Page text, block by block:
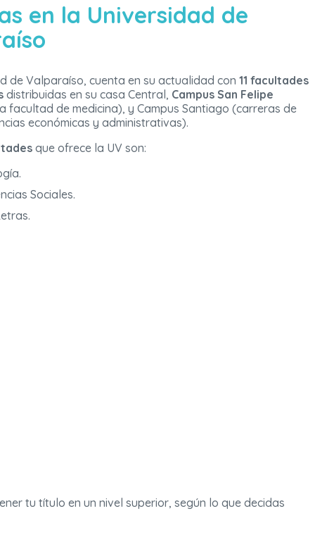
en la Universidad de
de Valparaíso, cuenta en su actualidad con 11 facultades
distribuidas en su casa Central, Campus San Felipe
facultad de medicina), y Campus Santiago (carreras de
económicas y administrativas).
que ofrece la UV son:
Sociales.
tu título en un nivel superior, según lo que decidas